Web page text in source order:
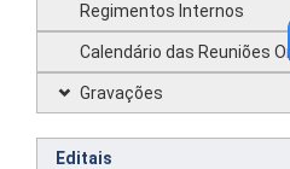
Regimentos Internos
Calendário das Reuniões
Gravações
Editais